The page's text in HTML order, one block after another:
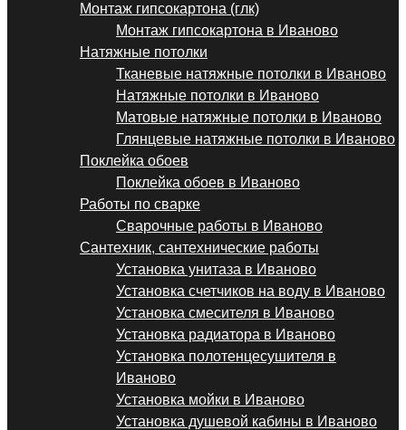
Монтаж гипсокартона (глк)
Монтаж гипсокартона в Иваново
Натяжные потолки
Тканевые натяжные потолки в Иваново
Натяжные потолки в Иваново
Матовые натяжные потолки в Иваново
Глянцевые натяжные потолки в Иваново
Поклейка обоев
Поклейка обоев в Иваново
Работы по сварке
Сварочные работы в Иваново
Сантехник, сантехнические работы
Установка унитаза в Иваново
Установка счетчиков на воду в Иваново
Установка смесителя в Иваново
Установка радиатора в Иваново
Установка полотенцесушителя в
Иваново
Установка мойки в Иваново
Установка душевой кабины в Иваново